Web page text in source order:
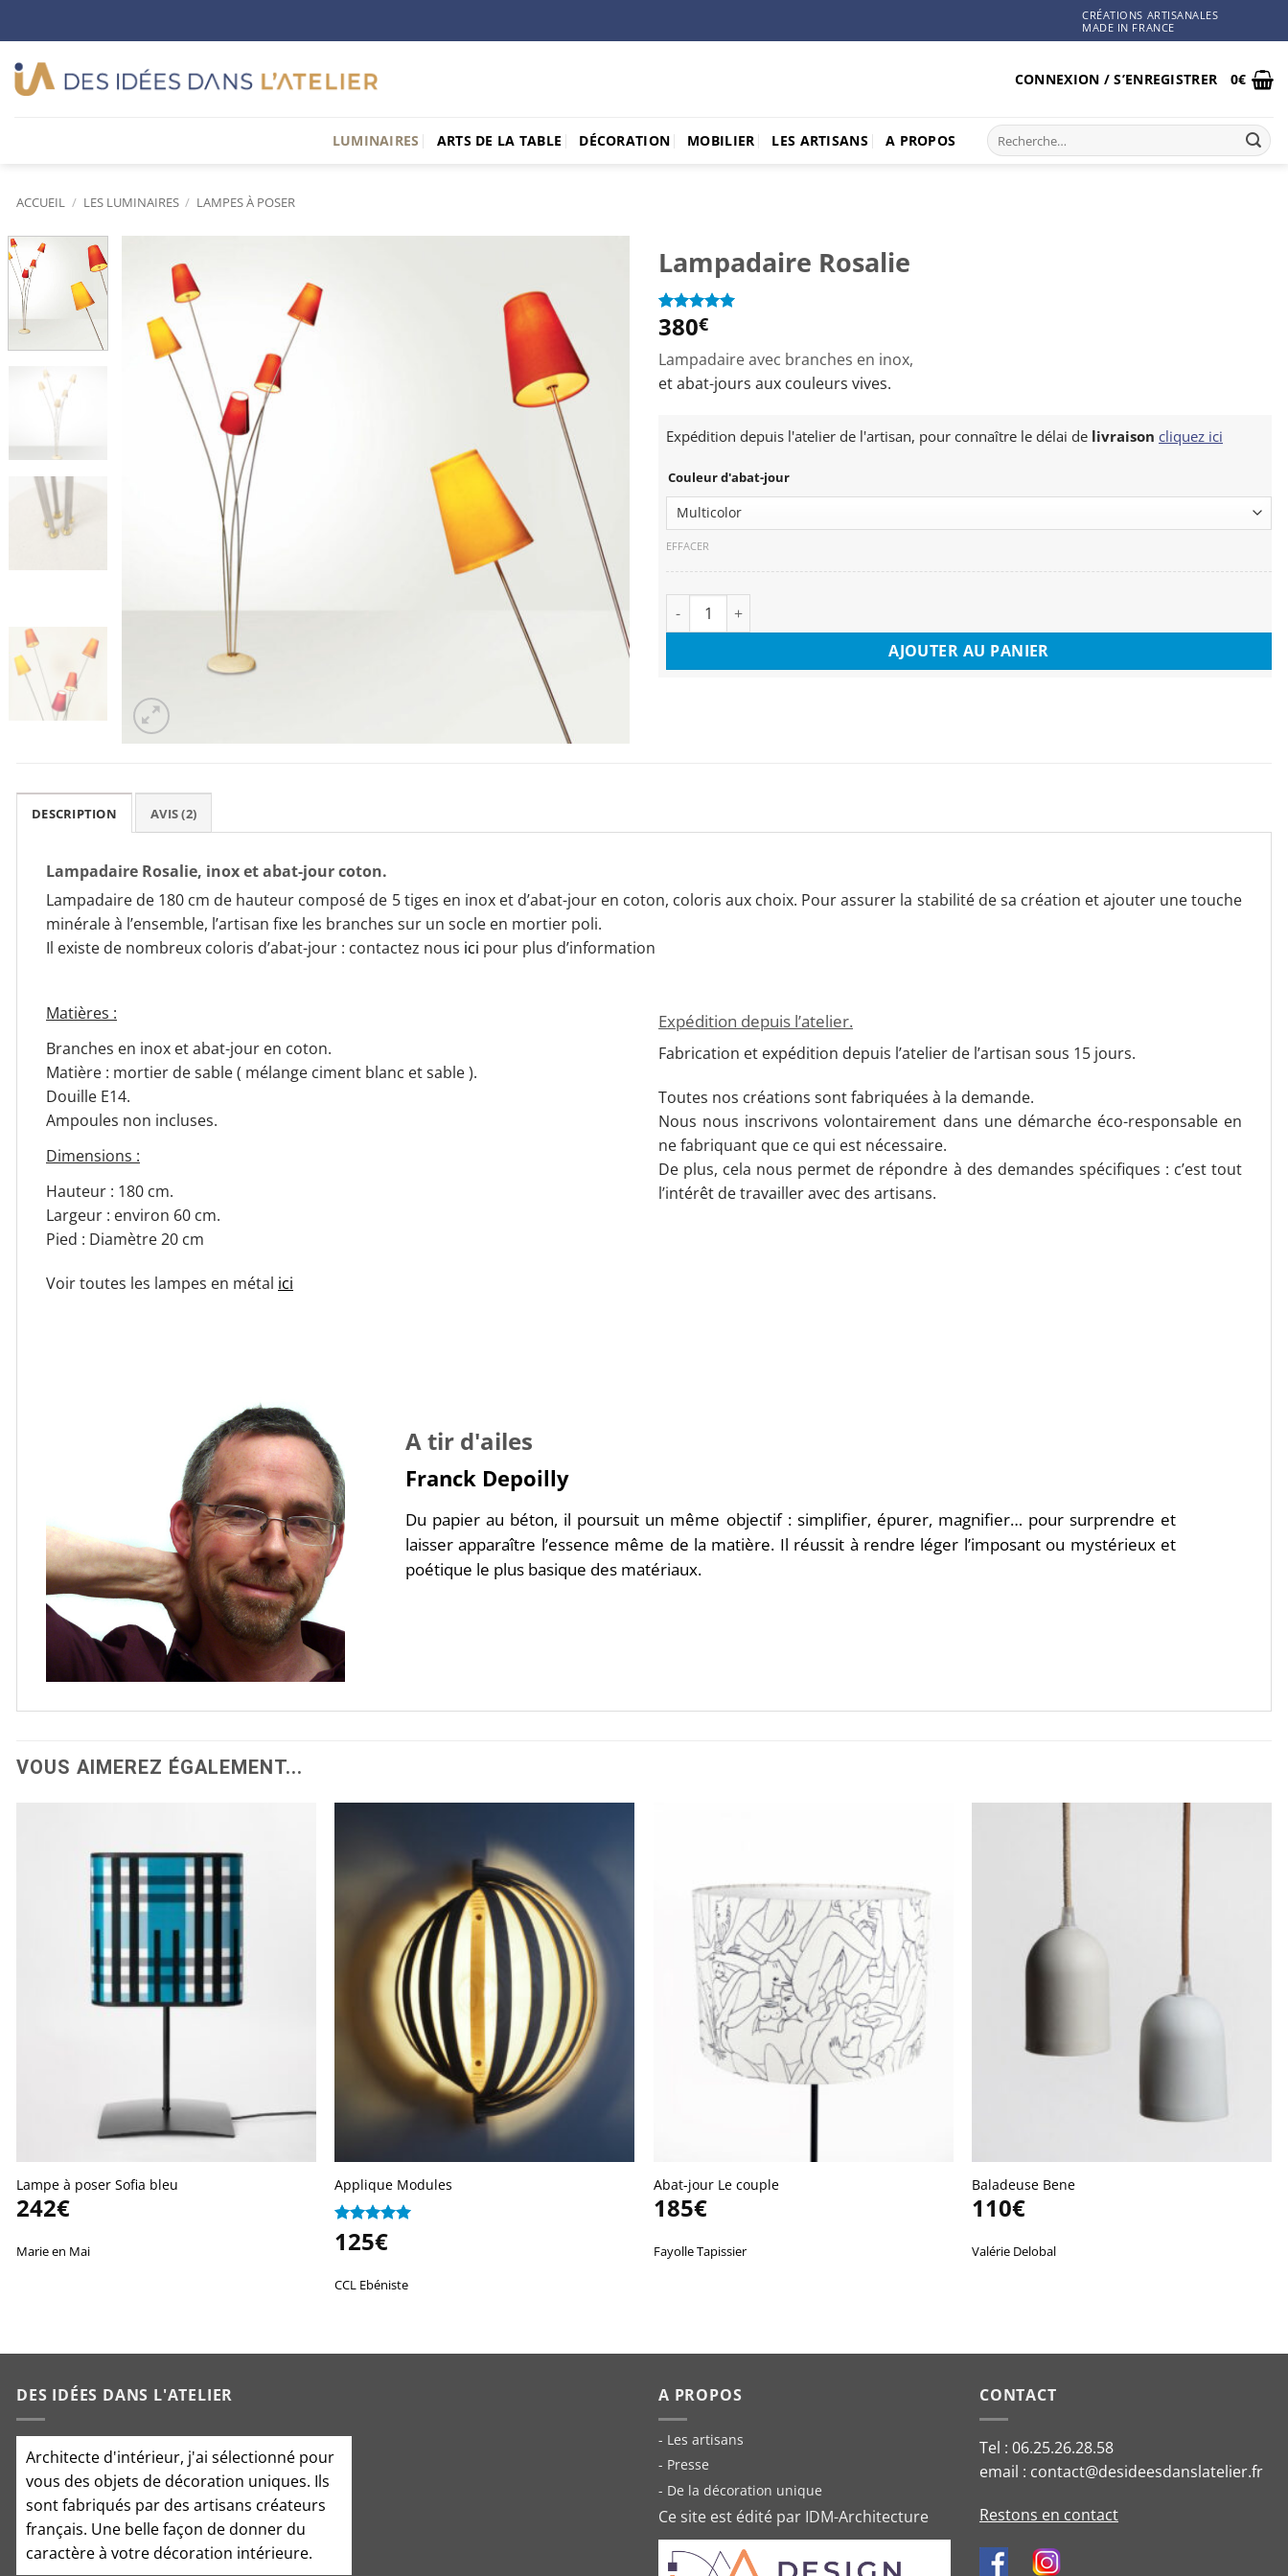
contenu
CRÉATIONS ARTISANALES
MADE IN FRANCE
CONNEXION / S’ENREGISTRER 0€
LUMINAIRES ARTS DE LA TABLE DÉCORATION MOBILIER LES ARTISANS A PROPOS
Recherche
pour :
ACCUEIL / LES LUMINAIRES / LAMPES À POSER
wishlist
Lampadaire Rosalie
Noté5sur
5 basé sur
2
notations
client
380€
Lampadaire avec branches en inox,
et abat-jours aux couleurs vives.
Expédition depuis l'atelier de l'artisan, pour connaître le délai de livraison cliquez ici
Couleur d'abat-jour
EFFACER
quantité de Lampadaire Rosalie
AJOUTER AU PANIER
DESCRIPTION AVIS (2)
Lampadaire Rosalie, inox et abat-jour coton.
Lampadaire de 180 cm de hauteur composé de 5 tiges en inox et d’abat-jour en coton, coloris aux choix. Pour assurer la stabilité de sa création et ajouter une touche
minérale à l’ensemble, l’artisan fixe les branches sur un socle en mortier poli.
Il existe de nombreux coloris d’abat-jour : contactez nous ici pour plus d’information
Matières :
Branches en inox et abat-jour en coton.
Matière : mortier de sable ( mélange ciment blanc et sable ).
Douille E14.
Ampoules non incluses.
Dimensions :
Hauteur : 180 cm.
Largeur : environ 60 cm.
Pied : Diamètre 20 cm
Voir toutes les lampes en métal ici
Expédition depuis l’atelier.
Fabrication et expédition depuis l’atelier de l’artisan sous 15 jours.
Toutes nos créations sont fabriquées à la demande.
Nous nous inscrivons volontairement dans une démarche éco-responsable en
ne fabriquant que ce qui est nécessaire.
De plus, cela nous permet de répondre à des demandes spécifiques : c’est tout
l’intérêt de travailler avec des artisans.
A tir d'ailes
Franck Depoilly
Du papier au béton, il poursuit un même objectif : simplifier, épurer, magnifier… pour surprendre et
laisser apparaître l’essence même de la matière. Il réussit à rendre léger l’imposant ou mystérieux et
poétique le plus basique des matériaux.
VOUS AIMEREZ ÉGALEMENT...
Lampe à poser Sofia bleu
242€
Marie en Mai
Applique Modules
Note5sur
5
125€
CCL Ebéniste
Abat-jour Le couple
185€
Fayolle Tapissier
Baladeuse Bene
110€
Valérie Delobal
DES IDÉES DANS L'ATELIER
Architecte d'intérieur, j'ai sélectionné pour
vous des objets de décoration uniques. Ils
sont fabriqués par des artisans créateurs
français. Une belle façon de donner du
caractère à votre décoration intérieure.
A PROPOS
- Les artisans
- Presse
- De la décoration unique
Ce site est édité par IDM-Architecture
CONTACT
Tel : 06.25.26.28.58
email : contact@desideesdanslatelier.fr
Restons en contact